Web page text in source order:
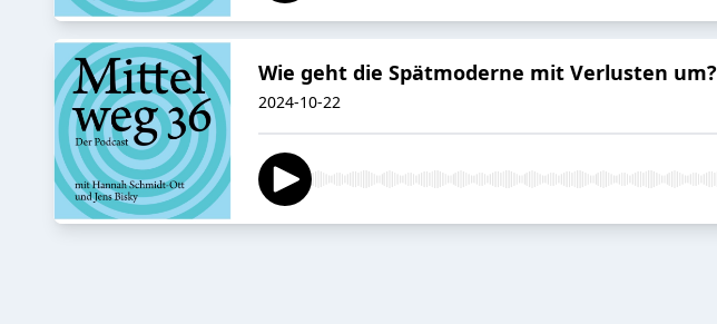
Wie geht die Spätmoderne mit Verlusten um?
2024-10-22